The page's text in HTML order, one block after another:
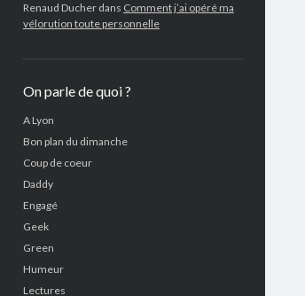
Renaud Ducherdans Comment j’ai opéré ma
vélorution toute personnelle
On parle de quoi ?
A Lyon
Bon plan du dimanche
Coup de coeur
Daddy
Engagé
Geek
Green
Humeur
Lectures